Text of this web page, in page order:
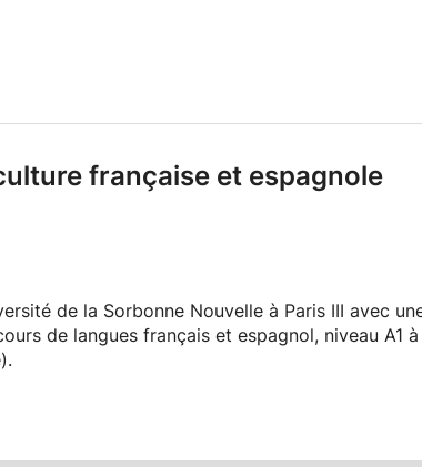
française et espagnole
de la Sorbonne Nouvelle à Paris III avec
de langues français et espagnol, niveau A1